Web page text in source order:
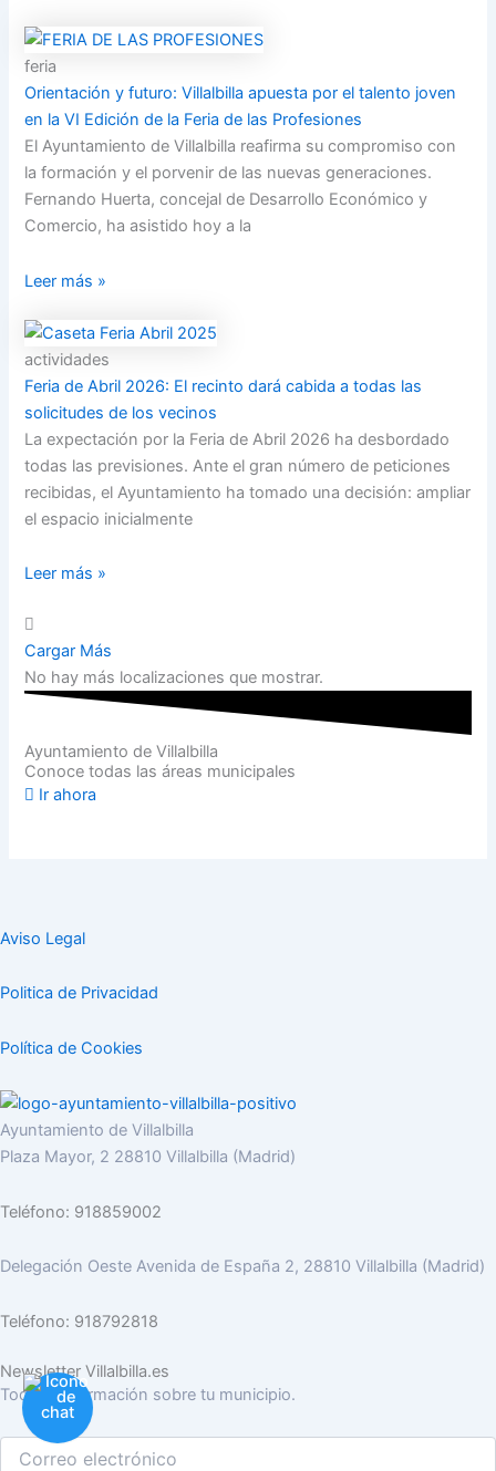
feria
Orientación y futuro: Villalbilla apuesta por el talento joven
en la VI Edición de la Feria de las Profesiones
El Ayuntamiento de Villalbilla reafirma su compromiso con
la formación y el porvenir de las nuevas generaciones.
Fernando Huerta, concejal de Desarrollo Económico y
Comercio, ha asistido hoy a la
Leer más »
actividades
Feria de Abril 2026: El recinto dará cabida a todas las
solicitudes de los vecinos
La expectación por la Feria de Abril 2026 ha desbordado
todas las previsiones. Ante el gran número de peticiones
recibidas, el Ayuntamiento ha tomado una decisión: ampliar
el espacio inicialmente
Leer más »
Cargar Más
No hay más localizaciones que mostrar.
Ayuntamiento de Villalbilla
Conoce todas las áreas municipales
Ir ahora
Aviso Legal
Politica de Privacidad
Política de Cookies
Ayuntamiento de Villalbilla
Plaza Mayor, 2 28810 Villalbilla (Madrid)
Teléfono: 918859002
Delegación Oeste Avenida de España 2, 28810 Villalbilla (Madrid)
Teléfono: 918792818
Newsletter Villalbilla.es
Toda la información sobre tu municipio.